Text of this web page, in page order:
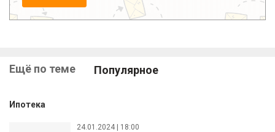
Ещё по теме Популярное
Ипотека
24.01.2024 | 18:00